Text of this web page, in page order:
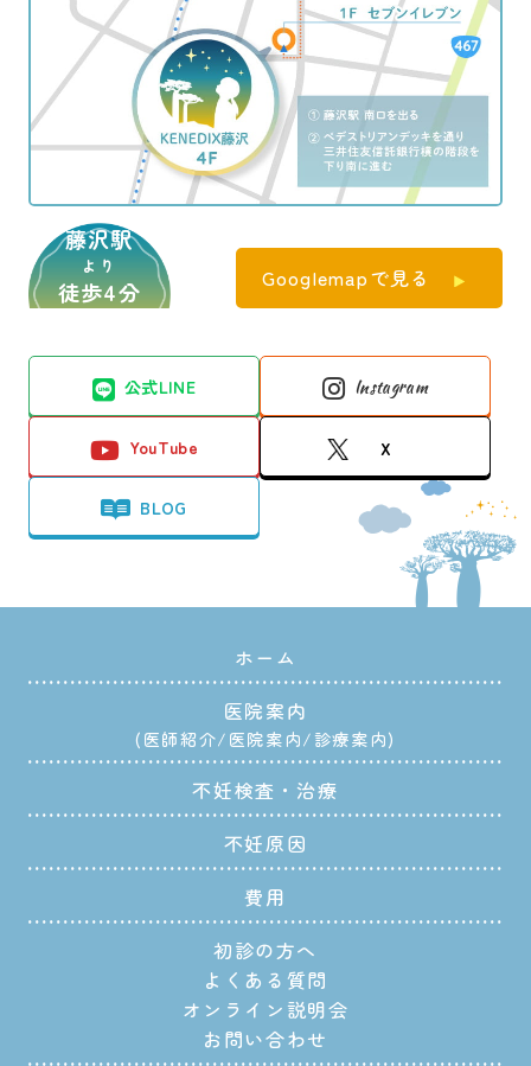
藤沢駅
より
徒歩4分 Googlemapで見る
公式LINE Instagram
YouTube X
BLOG
ホーム
医院案内
医師紹介 医院案内 診療案内
不妊検査・治療
不妊原因
費用
初診の方へ
よくある質問
オンライン説明会
お問い合わせ